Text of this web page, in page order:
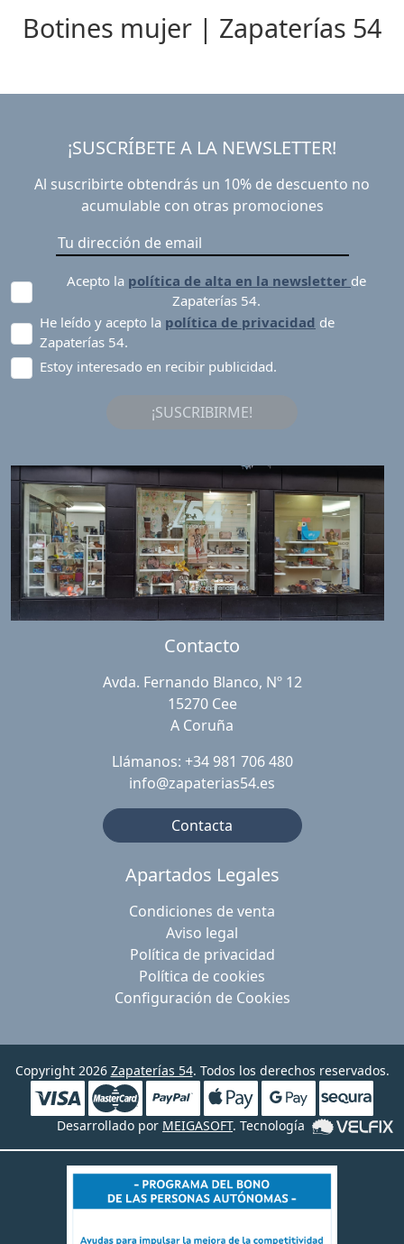
Botines mujer | Zapaterías 54
¡SUSCRÍBETE A LA NEWSLETTER!
Al suscribirte obtendrás un 10% de descuento no
acumulable con otras promociones
Acepto la política de alta en la newsletter de
Zapaterías 54.
He leído y acepto la política de privacidad de
Zapaterías 54.
Estoy interesado en recibir publicidad.
¡SUSCRIBIRME!
Contacto
Avda. Fernando Blanco, Nº 12
15270 Cee
A Coruña
Llámanos: +34 981 706 480
info@zapaterias54.es
Contacta
Apartados Legales
Condiciones de venta
Aviso legal
Política de privacidad
Política de cookies
Configuración de Cookies
Copyright 2026 Zapaterías 54. Todos los derechos reservados.
Desarrollado por MEIGASOFT. Tecnología